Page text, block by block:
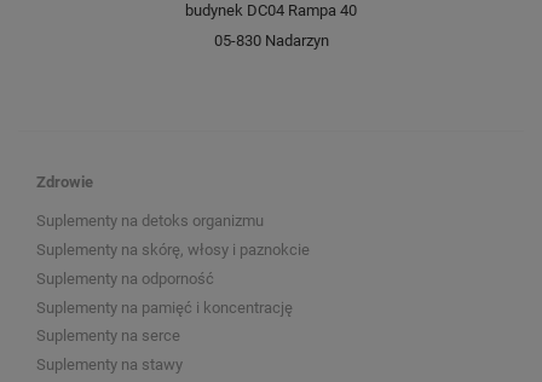
budynek DC04 Rampa 40
05-830 Nadarzyn
Zdrowie
Suplementy na detoks organizmu
Suplementy na skórę, włosy i paznokcie
Suplementy na odporność
Suplementy na pamięć i koncentrację
Suplementy na serce
Suplementy na stawy